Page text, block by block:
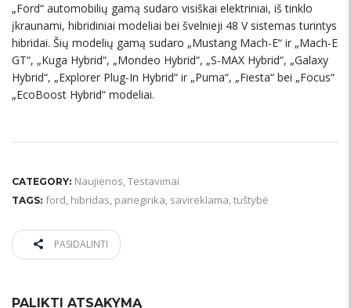
„Ford“ automobilių gamą sudaro visiškai elektriniai, iš tinklo
įkraunami, hibridiniai modeliai bei švelnieji 48 V sistemas turintys
hibridai. Šių modelių gamą sudaro „Mustang Mach-E“ ir „Mach-E
GT“, „Kuga Hybrid“, „Mondeo Hybrid“, „S-MAX Hybrid“, „Galaxy
Hybrid“, „Explorer Plug-In Hybrid“ ir „Puma“, „Fiesta“ bei „Focus“
„EcoBoost Hybrid“ modeliai.
CATEGORY: Naujienos,Testavimai
TAGS: ford, hibridas, panegirika, savireklama,tuštybė
PASIDALINTI
PALIKTI ATSAKYMĄ